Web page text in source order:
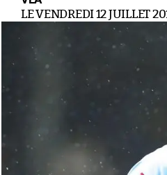
LE VENDREDI 12 JUILLET